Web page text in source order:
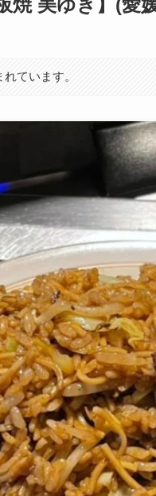
焼 美ゆき】(愛
ています。